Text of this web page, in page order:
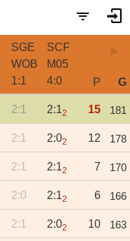
SGE
WOB
1:1
SCF
M05
4:0 P G
2:1 2:12 15 181
2:1 2:02 12 178
2:1 2:12 7 170
2:0 2:12 6 166
2:1 2:02 10 163